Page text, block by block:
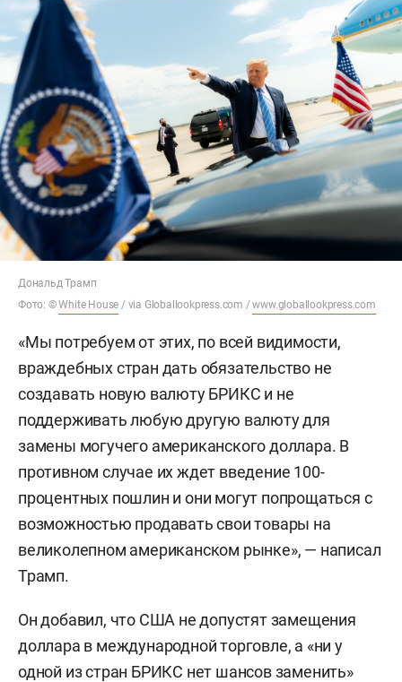
Дональд Трамп
Фото: ©White House / via Globallookpress.com /www.globallookpress.com
«Мы потребуем от этих, по всей видимости,
враждебных стран дать обязательство не
создавать новую валюту БРИКС и не
поддерживать любую другую валюту для
замены могучего американского доллара. В
противном случае их ждет введение 100-
процентных пошлин и они могут попрощаться с
возможностью продавать свои товары на
великолепном американском рынке», — написал
Трамп.
Он добавил, что США не допустят замещения
доллара в международной торговле, а «ни у
одной из стран БРИКС нет шансов заменить»